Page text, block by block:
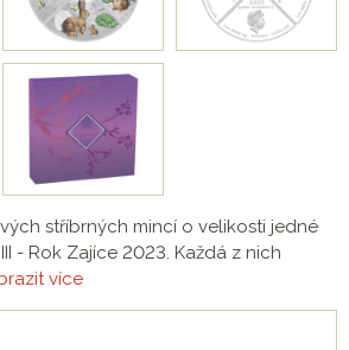
stříbrných mincí o velikosti jedné
- Rok Zajíce 2023. Každá z nich
více